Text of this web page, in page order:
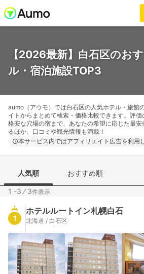
【2026最新】白石区のお
ル・宿泊施設TOP3
aumo（アウモ）では白石区の人気ホテル・旅館
イトからまとめて検索・価格比較できます。評
格安な穴場の宿まで、あなたの希望に応じた最
るほか、口コミや観光情報も満載！
本サービス内ではアフィリエイト広告を利用
人気順 おすすめ順
1 -3 ⁄3件表示
1
ホテルルートイン札幌白石
北海道 / 白石区